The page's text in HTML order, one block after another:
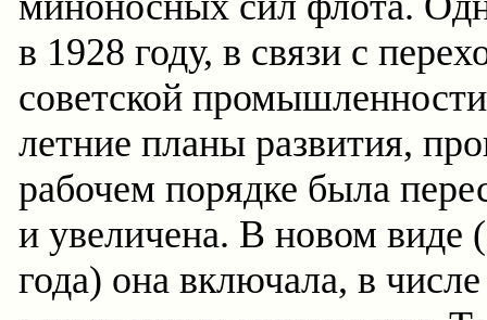
в 1928 году, в связи с
советской
летние планы развития,
рабочем порядке была
и увеличена. В новом виде
года) она включала, в